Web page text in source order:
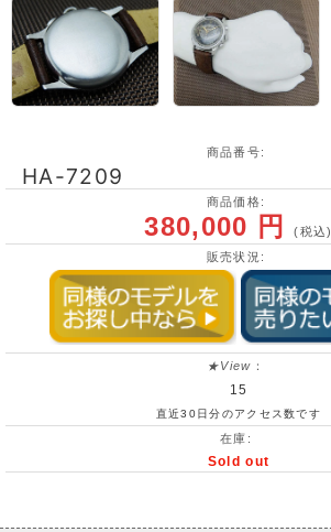
商品番号:
HA-7209
商品価格:
380,000 円(税込)
販売状況:
★View ：
15
直近30日分のアクセス数です
在庫:
Sold out